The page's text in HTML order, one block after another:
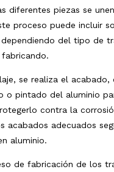
diferentes piezas se
proceso puede incluir
del tipo de
se realiza el acabado,
o pintado del aluminio
contra la
acabados adecuados
aluminio.
de fabricación de los